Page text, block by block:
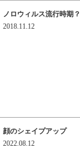
ノロウィルス流行時期？
2018.11.12
顔のシェイプアップ
2022.08.12